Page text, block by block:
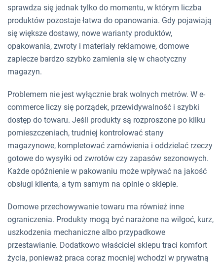
sprawdza się jednak tylko do momentu, w którym liczba
produktów pozostaje łatwa do opanowania. Gdy pojawiają
się większe dostawy, nowe warianty produktów,
opakowania, zwroty i materiały reklamowe, domowe
zaplecze bardzo szybko zamienia się w chaotyczny
magazyn.
Problemem nie jest wyłącznie brak wolnych metrów. W e-
commerce liczy się porządek, przewidywalność i szybki
dostęp do towaru. Jeśli produkty są rozproszone po kilku
pomieszczeniach, trudniej kontrolować stany
magazynowe, kompletować zamówienia i oddzielać rzeczy
gotowe do wysyłki od zwrotów czy zapasów sezonowych.
Każde opóźnienie w pakowaniu może wpływać na jakość
obsługi klienta, a tym samym na opinie o sklepie.
Domowe przechowywanie towaru ma również inne
ograniczenia. Produkty mogą być narażone na wilgoć, kurz,
uszkodzenia mechaniczne albo przypadkowe
przestawianie. Dodatkowo właściciel sklepu traci komfort
życia, ponieważ praca coraz mocniej wchodzi w prywatną